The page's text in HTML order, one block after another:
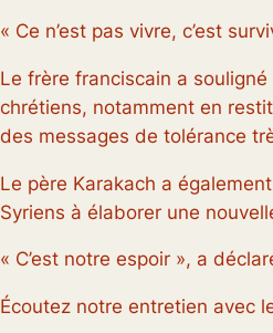
« Ce n’est pas vivre, c’est
Le frère franciscain a
chrétiens, notamment en
des messages de tolérance
Le père Karakach a
Syriens à élaborer une
« C’est notre espoir », a
Écoutez notre entretien avec